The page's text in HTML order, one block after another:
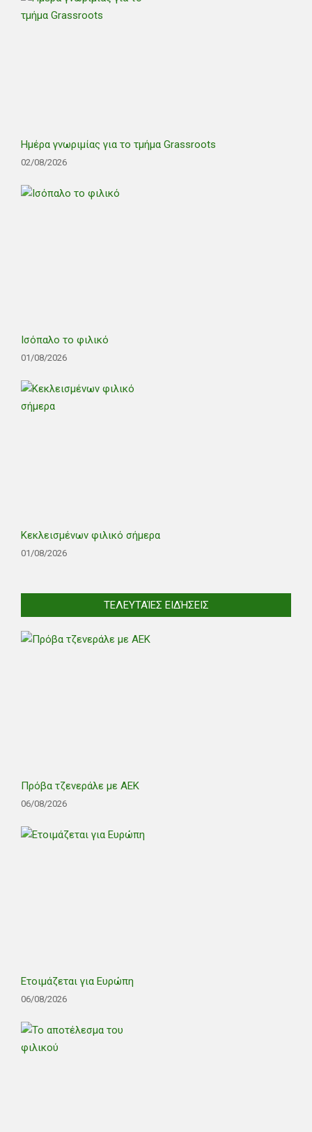
Ημέρα γνωριμίας για το τμήμα Grassroots
02/08/2026
Ισόπαλο το φιλικό
01/08/2026
Κεκλεισμένων φιλικό σήμερα
01/08/2026
ΤΕΛΕΥΤΑΊΕΣ ΕΙΔΉΣΕΙΣ
Πρόβα τζενεράλε με ΑΕΚ
06/08/2026
Ετοιμάζεται για Ευρώπη
06/08/2026